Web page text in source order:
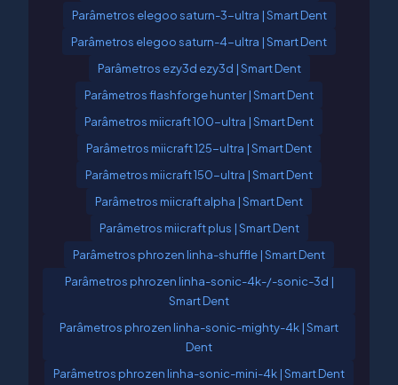
Parâmetros elegoo saturn-3-ultra | Smart Dent
Parâmetros elegoo saturn-4-ultra | Smart Dent
Parâmetros ezy3d ezy3d | Smart Dent
Parâmetros flashforge hunter | Smart Dent
Parâmetros miicraft 100-ultra | Smart Dent
Parâmetros miicraft 125-ultra | Smart Dent
Parâmetros miicraft 150-ultra | Smart Dent
Parâmetros miicraft alpha | Smart Dent
Parâmetros miicraft plus | Smart Dent
Parâmetros phrozen linha-shuffle | Smart Dent
Parâmetros phrozen linha-sonic-4k-/-sonic-3d |
Smart Dent
Parâmetros phrozen linha-sonic-mighty-4k | Smart
Dent
Parâmetros phrozen linha-sonic-mini-4k | Smart Dent